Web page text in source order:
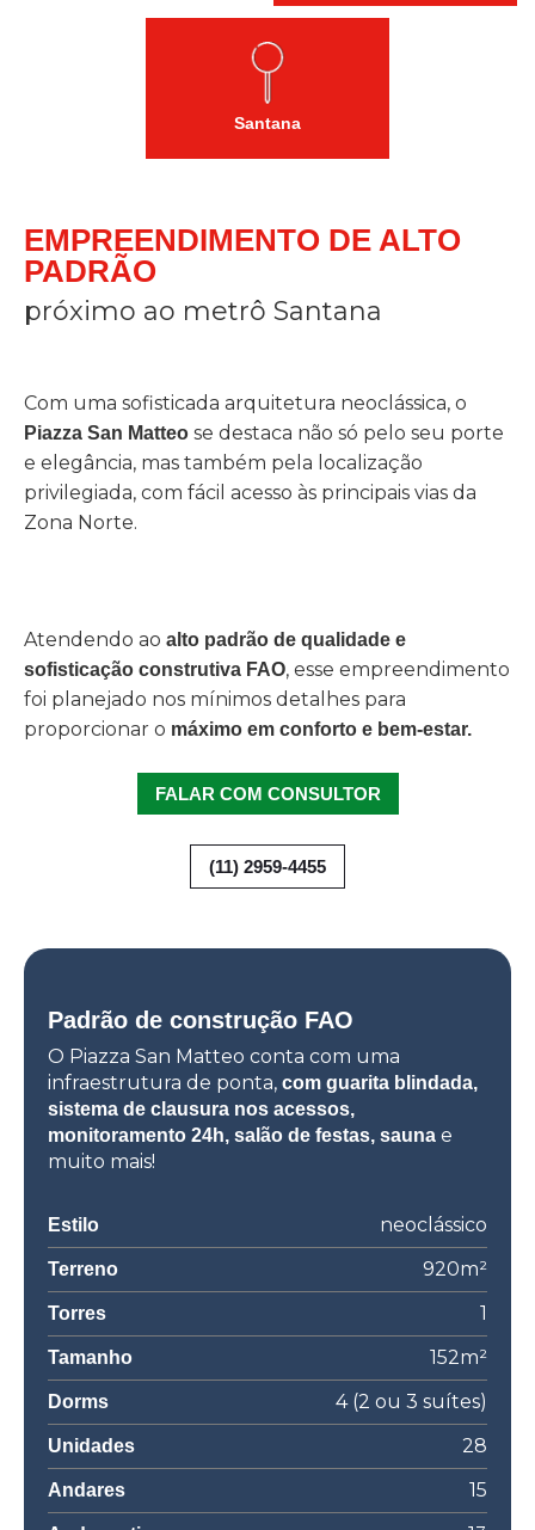
Santana
EMPREENDIMENTO DE ALTO
PADRÃO
próximo ao metrô Santana
Com uma sofisticada arquitetura neoclássica, o
Piazza San Matteo se destaca não só pelo seu porte
e elegância, mas também pela localização
privilegiada, com fácil acesso às principais vias da
Zona Norte.
Atendendo ao alto padrão de qualidade e
sofisticação construtiva FAO, esse empreendimento
foi planejado nos mínimos detalhes para
proporcionar o máximo em conforto e bem-estar.
FALAR COM CONSULTOR
(11) 2959-4455
Padrão de construção FAO
O Piazza San Matteo conta com uma
infraestrutura de ponta, com guarita blindada,
sistema de clausura nos acessos,
monitoramento 24h, salão de festas, sauna e
muito mais!
Estilo neoclássico
Terreno 920m²
Torres 1
Tamanho 152m²
Dorms 4 (2 ou 3 suítes)
Unidades 28
Andares 15